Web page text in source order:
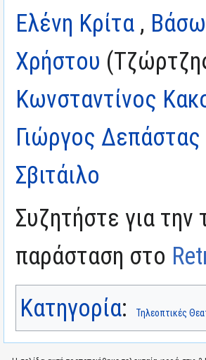
Ελένη Κρίτα , Βάσω
Χρήστου
Κωνσταντίνος
Γιώργος Δεπάστας
Σβιτάιλο
Συζητήστε για την
παράσταση στο
Κατηγορία: Τηλεοπτικές